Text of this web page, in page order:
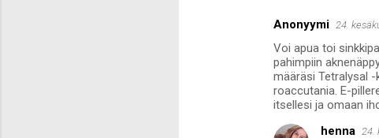
Anonyymi 24.
Voi apua toi
pahimpiin
määräsi Tetralysal -
roaccutania. E-
itsellesi ja omaan
henna 24.